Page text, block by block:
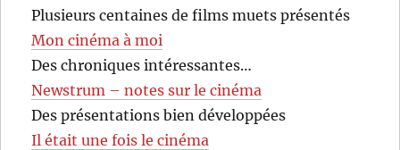
Plusieurs centaines de films muets présentés
Mon cinéma à moi
Des chroniques intéressantes…
Newstrum – notes sur le cinéma
Des présentations bien développées
Il était une fois le cinéma